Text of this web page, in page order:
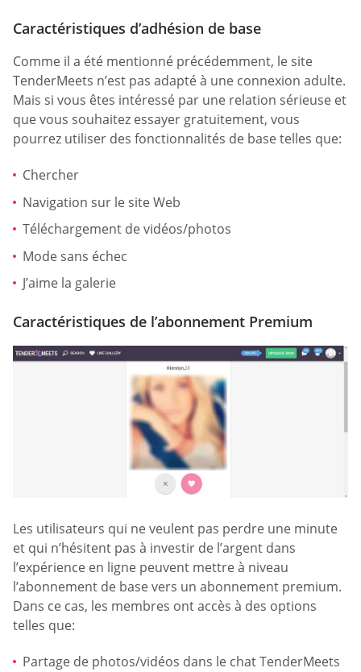
Caractéristiques d’adhésion de base
Comme il a été mentionné précédemment, le site
TenderMeets n’est pas adapté à une connexion adulte.
Mais si vous êtes intéressé par une relation sérieuse et
que vous souhaitez essayer gratuitement, vous
pourrez utiliser des fonctionnalités de base telles que:
Chercher
Navigation sur le site Web
Téléchargement de vidéos/photos
Mode sans échec
J’aime la galerie
Caractéristiques de l’abonnement Premium
Les utilisateurs qui ne veulent pas perdre une minute
et qui n’hésitent pas à investir de l’argent dans
l’expérience en ligne peuvent mettre à niveau
l’abonnement de base vers un abonnement premium.
Dans ce cas, les membres ont accès à des options
telles que:
Partage de photos/vidéos dans le chat TenderMeets